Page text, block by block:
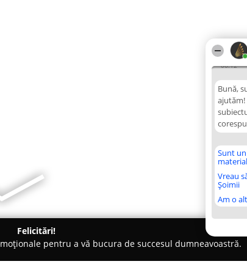
06:12
Bună,
ajutăm!
Sunt
Vreau
Șoimii
Am o
Felicitări!
pentru a vă bucura de succesul dumneavoastră.